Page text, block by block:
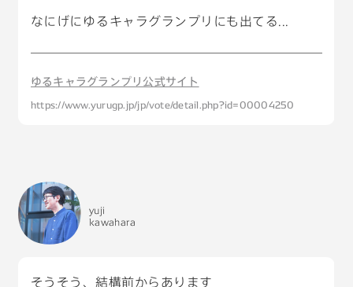
なにげにゆるキャラグランプリにも出てる...
ゆるキャラグランプリ公式サイト
https://www.yurugp.jp/jp/vote/detail.php?id=00004250
yuji
kawahara
そうそう、結構前からあります